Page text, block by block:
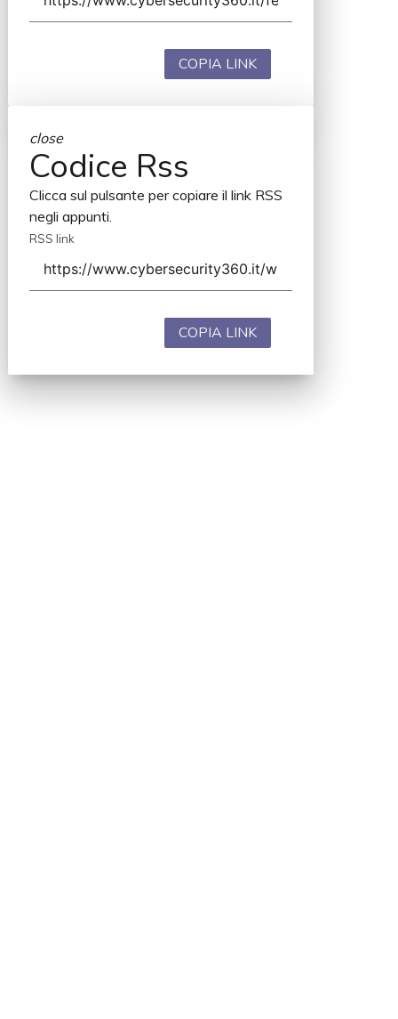
COPIA LINK
close
Codice Rss
Clicca sul pulsante per copiare il link RSS
negli appunti.
RSS link
COPIA LINK